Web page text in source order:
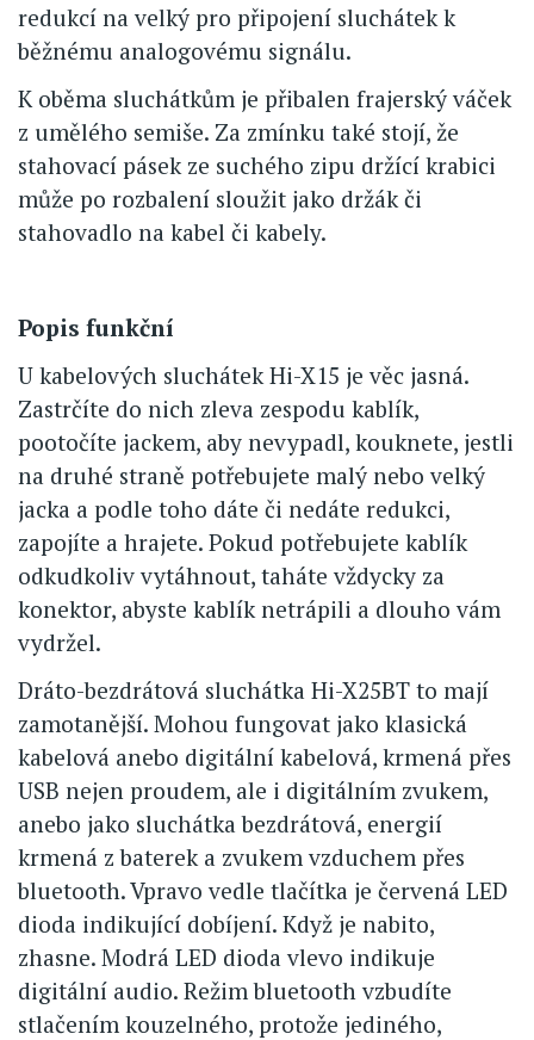
redukcí na velký pro připojení sluchátek k
běžnému analogovému signálu.
K oběma sluchátkům je přibalen frajerský váček
z umělého semiše. Za zmínku také stojí, že
stahovací pásek ze suchého zipu držící krabici
může po rozbalení sloužit jako držák či
stahovadlo na kabel či kabely.
Popis funkční
U kabelových sluchátek Hi-X15 je věc jasná.
Zastrčíte do nich zleva zespodu kablík,
pootočíte jackem, aby nevypadl, kouknete, jestli
na druhé straně potřebujete malý nebo velký
jacka a podle toho dáte či nedáte redukci,
zapojíte a hrajete. Pokud potřebujete kablík
odkudkoliv vytáhnout, taháte vždycky za
konektor, abyste kablík netrápili a dlouho vám
vydržel.
Dráto-bezdrátová sluchátka Hi-X25BT to mají
zamotanější. Mohou fungovat jako klasická
kabelová anebo digitální kabelová, krmená přes
USB nejen proudem, ale i digitálním zvukem,
anebo jako sluchátka bezdrátová, energií
krmená z baterek a zvukem vzduchem přes
bluetooth. Vpravo vedle tlačítka je červená LED
dioda indikující dobíjení. Když je nabito,
zhasne. Modrá LED dioda vlevo indikuje
digitální audio. Režim bluetooth vzbudíte
stlačením kouzelného, protože jediného,